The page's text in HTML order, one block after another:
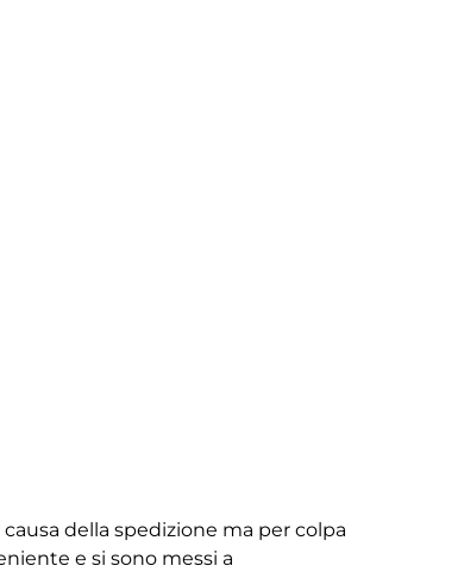
della spedizione ma per colpa
e si sono messi a